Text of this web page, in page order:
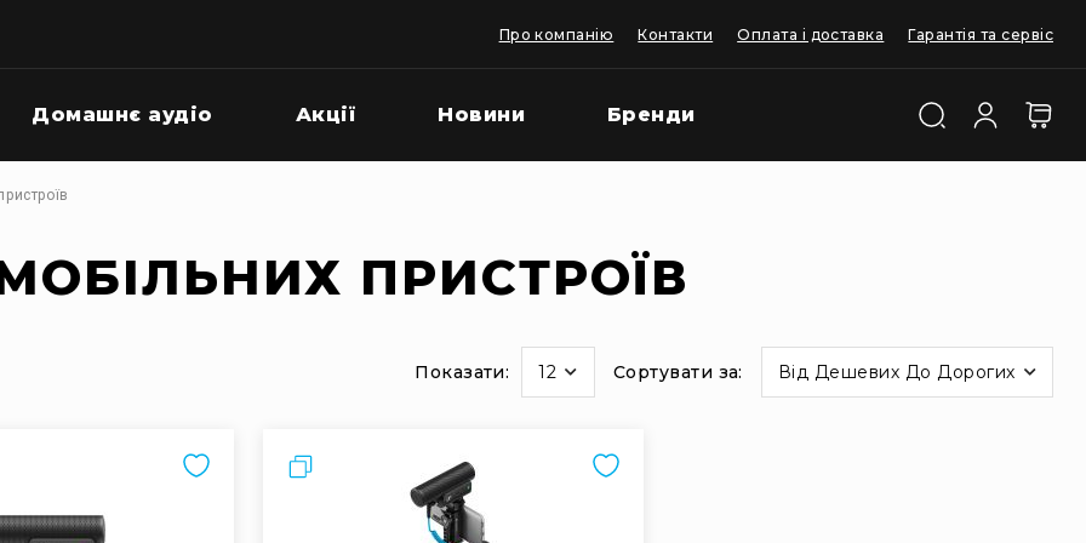
Про компанію Контакти Оплата і доставка Гарантія та сервіс
Домашнє аудіо Акції Новини Бренди
ПРИСТРОЇВ
Показати: 12
на
Сортувати за Від Дешевих До Дорогих
Порівняти